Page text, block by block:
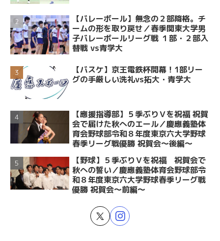
【バレーボール】無念の２部降格。チ
ームの形を取り戻せ／春季関東大学男
子バレーボールリーグ戦 １部・２部入
替戦 vs青学大
【バスケ】京王電鉄杯開幕！1部リー
グの手厳しい洗礼vs拓大・青学大
【應援指導部】５季ぶりＶを祝福 祝賀
会で届けた秋へのエール／慶應義塾体
育会野球部令和８年度東京六大学野球
春季リーグ戦優勝 祝賀会～後編～
【野球】５季ぶりＶを祝福 祝賀会で
秋への誓い／慶應義塾体育会野球部令
和８年度東京六大学野球春季リーグ戦
優勝 祝賀会～前編～